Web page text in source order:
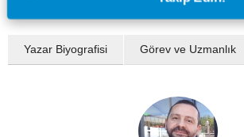
Yazar Biyografisi Görev ve Uzmanlık